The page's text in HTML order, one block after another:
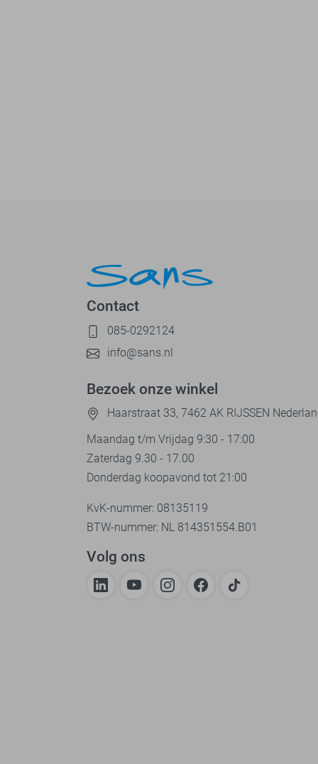
Contact
085-0292124
info@sans.nl
Bezoek onze winkel
Haarstraat 33, 7462 AK RIJSSEN
Maandag t/m Vrijdag 9:30 - 17:00
Zaterdag 9.30 - 17.00
Donderdag koopavond tot 21:00
KvK-nummer: 08135119
BTW-nummer: NL 814351554.B01
Volg ons